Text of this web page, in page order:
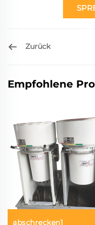
Zurück
Empfohlene
abschrecken1